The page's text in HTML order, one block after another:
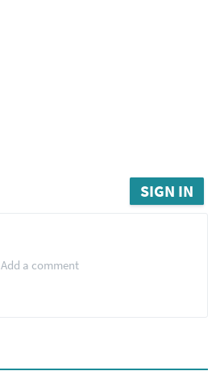
SIGN IN
Add a comment